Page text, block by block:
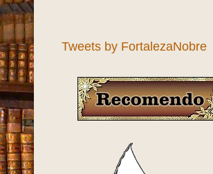
Tweets by FortalezaNobre